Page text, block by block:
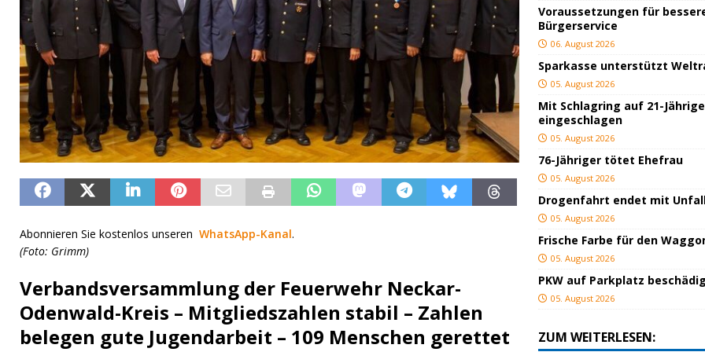
Abonnieren Sie kostenlos unseren WhatsApp-Kanal.
(Foto: Grimm)
Verbandsversammlung der Feuerwehr Neckar-
Odenwald-Kreis – Mitgliedszahlen stabil – Zahlen
belegen gute Jugendarbeit – 109 Menschen gerettet
Voraussetzungen für
Bürgerservice
06. August 2026
Sparkasse unterstützt
05. August 2026
Mit Schlagring auf 21-
eingeschlagen
05. August 2026
76-Jähriger tötet Ehefrau
05. August 2026
Drogenfahrt endet mit
05. August 2026
Frische Farbe für den
05. August 2026
PKW auf Parkplatz
05. August 2026
ZUM WEITERLESEN: